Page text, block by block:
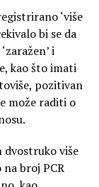
‘više
bi se da
i
kao što imati
pozitivan
može raditi o
dvostruko više
broj PCR